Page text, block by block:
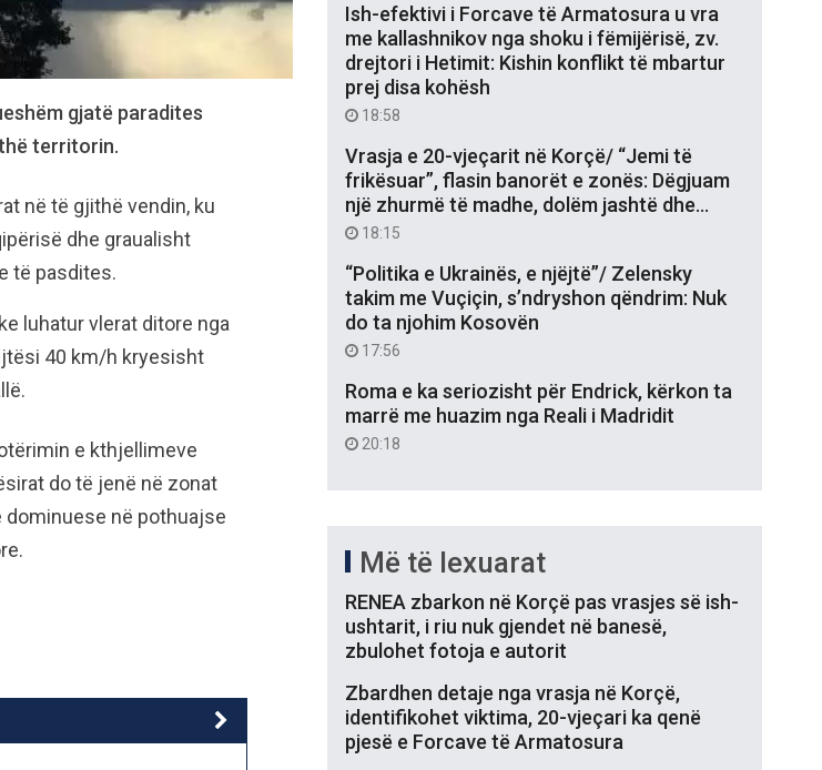
gjatë paradites
territorin.
në të gjithë vendin, ku
dhe graualisht
të pasdites.
luhatur vlerat ditore nga
40 km/h kryesisht
e kthjellimeve
do të jenë në zonat
dominuese në pothuajse
Ish-efektivi i Forcave të Armatosura u vra
me kallashnikov nga shoku i fëmijërisë, zv.
drejtori i Hetimit: Kishin konflikt të mbartur
prej disa kohësh
18:58
Vrasja e 20-vjeçarit në Korçë/ “Jemi të
frikësuar”, flasin banorët e zonës: Dëgjuam
një zhurmë të madhe, dolëm jashtë dhe…
18:15
“Politika e Ukrainës, e njëjtë”/ Zelensky
takim me Vuçiçin, s’ndryshon qëndrim: Nuk
do ta njohim Kosovën
17:56
Roma e ka seriozisht për Endrick, kërkon ta
marrë me huazim nga Reali i Madridit
20:18
Më të lexuarat
RENEA zbarkon në Korçë pas vrasjes së ish-
ushtarit, i riu nuk gjendet në banesë,
zbulohet fotoja e autorit
Zbardhen detaje nga vrasja në Korçë,
identifikohet viktima, 20-vjeçari ka qenë
pjesë e Forcave të Armatosura